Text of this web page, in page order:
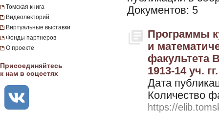
Томская книга
Видеолекторий
Виртуальные выставки
Фонды партнеров
О проекте
Присоединяйтесь
к нам в соцсетях
Документов: 5
Программы
и
факультета
1913-14 уч.
Дата
Количество
https://